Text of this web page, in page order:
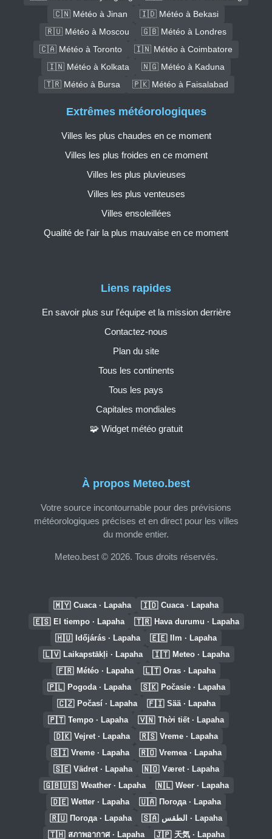
🇨🇳 Météo à Jinan
🇮🇩 Météo à Bekasi
🇷🇺 Météo à Moscou
🇬🇧 Météo à Londres
🇨🇦 Météo à Toronto
🇮🇳 Météo à Coimbatore
🇮🇳 Météo à Kolkata
🇳🇬 Météo à Kaduna
🇹🇷 Météo à Bursa
🇵🇰 Météo à Faisalabad
À propos Meteo.best
Votre source incontournable pour des prévisions
météorologiques précises et en direct pour les villes
du monde entier.
Meteo.best © 2026. Tous droits réservés.
Liens rapides
En savoir plus sur l'équipe et la mission derrière
Contactez-nous
Plan du site
Tous les continents
Tous les pays
Capitales mondiales
🧩 Widget météo gratuit
Extrêmes météorologiques
Villes les plus chaudes en ce moment
Villes les plus froides en ce moment
Villes les plus pluvieuses
Villes les plus venteuses
Villes ensoleillées
Qualité de l'air la plus mauvaise en ce moment
🇲🇾 Cuaca · Lapaha 🇮🇩 Cuaca · Lapaha
🇪🇸 El tiempo · Lapaha 🇹🇷 Hava durumu · Lapaha
🇭🇺 Időjárás · Lapaha 🇪🇪 Ilm · Lapaha
🇱🇻 Laikapstākļi · Lapaha 🇮🇹 Meteo · Lapaha
🇫🇷 Météo · Lapaha 🇱🇹 Oras · Lapaha
🇵🇱 Pogoda · Lapaha 🇸🇰 Počasie · Lapaha
🇨🇿 Počasí · Lapaha 🇫🇮 Sää · Lapaha
🇵🇹 Tempo · Lapaha 🇻🇳 Thời tiết · Lapaha
🇩🇰 Vejret · Lapaha 🇷🇸 Vreme · Lapaha
🇸🇮 Vreme · Lapaha 🇷🇴 Vremea · Lapaha
🇸🇪 Vädret · Lapaha 🇳🇴 Været · Lapaha
🇬🇧🇺🇸 Weather · Lapaha 🇳🇱 Weer · Lapaha
🇩🇪 Wetter · Lapaha 🇺🇦 Погода · Lapaha
🇷🇺 Погода · Lapaha 🇸🇦 الطقس · Lapaha
🇹🇭 สภาพอากาศ · Lapaha 🇯🇵 天気 · Lapaha